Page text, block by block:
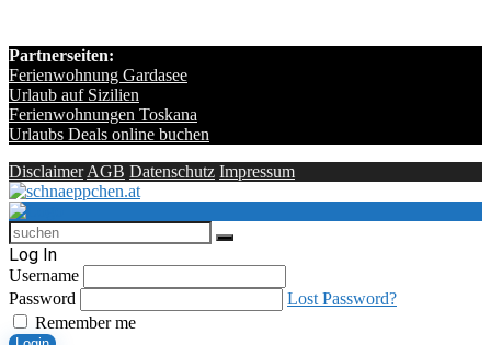
Partnerseiten:
Ferienwohnung Gardasee
Urlaub auf Sizilien
Ferienwohnungen Toskana
Urlaubs Deals online buchen
Disclaimer AGB Datenschutz Impressum
Log In
Username
Password
Lost Password?
Remember me